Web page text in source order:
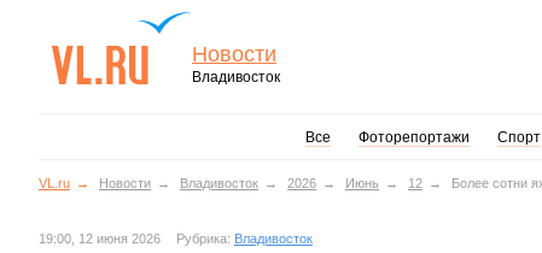
Новости
Владивосток
Все Фоторепортажи Спорт
VL.ru Новости Владивосток 2026 Июнь 12 Более сотни
19:00, 12 июня 2026 Рубрика: Владивосток